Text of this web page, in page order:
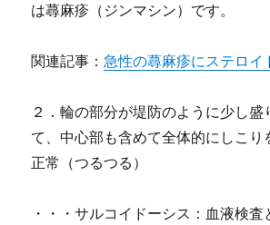
は蕁麻疹（ジンマシン）です。
関連記事：急性の蕁麻疹にステロイ
２．輪の部分が堤防のように少し盛
て、中心部も含めて全体的にしこり
正常（つるつる）
・・・サルコイドーシス：血液検